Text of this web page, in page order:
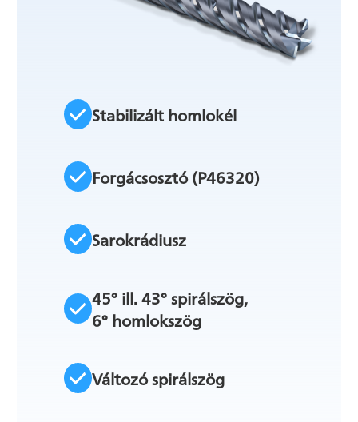
Stabilizált homlokél
Forgácsosztó (P46320)
Sarokrádiusz
45° ill. 43° spirálszög,
6° homlokszög
Változó spirálszög